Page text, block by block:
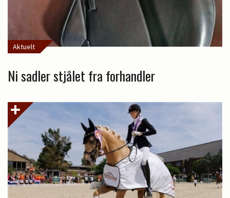
Aktuelt
Ni sadler stjålet fra forhandler